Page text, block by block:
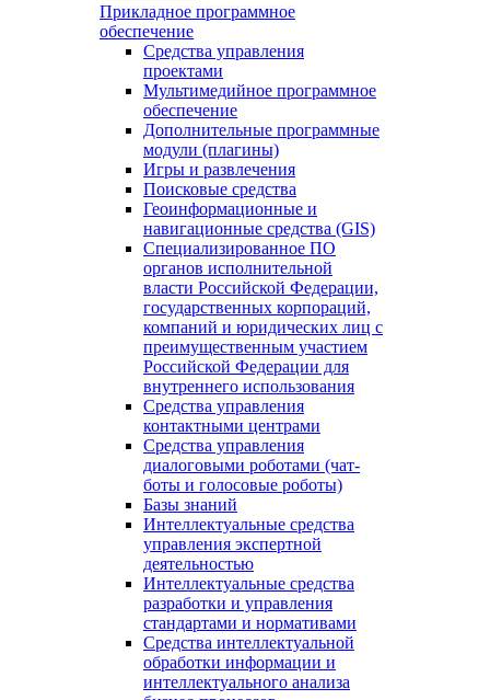
Прикладное программное
обеспечение
Средства управления
проектами
Мультимедийное программное
обеспечение
Дополнительные программные
модули (плагины)
Игры и развлечения
Поисковые средства
Геоинформационные и
навигационные средства (GIS)
Специализированное ПО
органов исполнительной
власти Российской Федерации,
государственных корпораций,
компаний и юридических лиц с
преимущественным участием
Российской Федерации для
внутреннего использования
Средства управления
контактными центрами
Средства управления
диалоговыми роботами (чат-
боты и голосовые роботы)
Базы знаний
Интеллектуальные средства
управления экспертной
деятельностью
Интеллектуальные средства
разработки и управления
стандартами и нормативами
Средства интеллектуальной
обработки информации и
интеллектуального анализа